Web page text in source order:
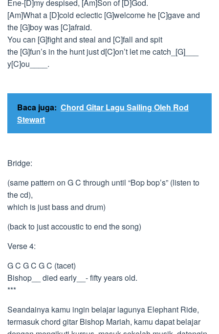
Ene-[D]my despised, [Am]Son of [D]God.
[Am]What a [D]cold eclectic [G]welcome he [C]gave and
the [G]boy was [C]afraid.
You can [G]fight and steal and [C]fall and spit
the [G]fun’s in the hunt just d[C]on’t let me catch_[G]___
y[C]ou____.
Baca juga: Chord Gitar Lagu Sailing Oleh Rod
Stewart
Bridge:
(same pattern on G C through until “Bop bop’s” (listen to
the cd),
which is just bass and drum)
(back to just accoustic to end the song)
Verse 4:
G C G C G C (tacet)
Bishop__ died early__- fifty years old.
***
Seandainya kamu ingin belajar lagunya Elephant Ride,
termasuk chord gitar Bishop Mariah, kamu dapat belajar